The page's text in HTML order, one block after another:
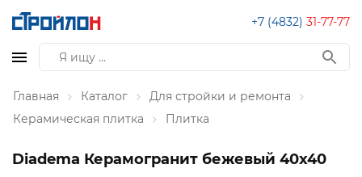
+7 (4832) 31-77-77
Главная Каталог
Для стройки и ремонта
Керамическая плитка
Плитка
Diadema Керамогранит бежевый 40х40